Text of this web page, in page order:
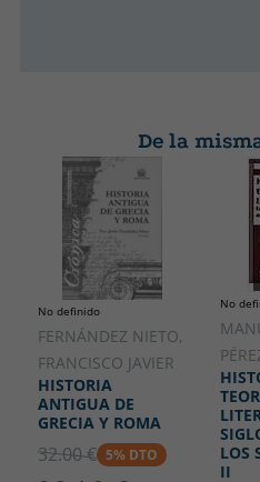
De la
No definido
FERNÁNDEZ NIETO,
FRANCISCO JAVIER
HISTORIA
ANTIGUA DE
GRECIA Y ROMA
32.00 € 5% DTO
No
LOS
II